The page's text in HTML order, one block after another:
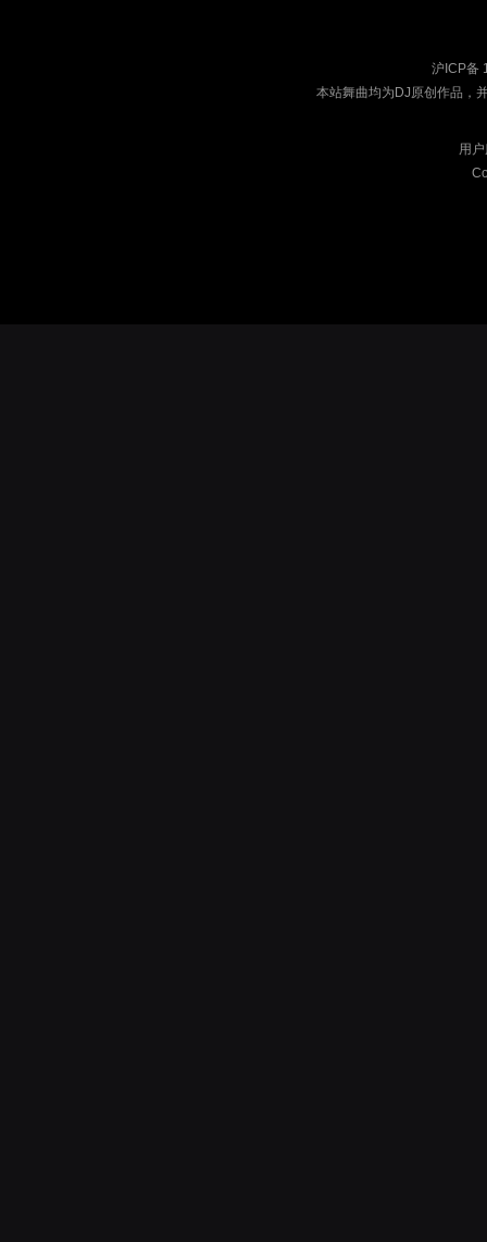
沪ICP备
本站舞曲均为DJ原创作品，
用